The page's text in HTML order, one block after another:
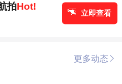
拍Hot!
立即查看
更多动态